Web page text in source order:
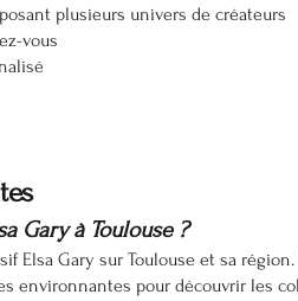
plusieurs univers de créateurs
vous
Gary à Toulouse ?
Elsa Gary sur Toulouse et sa
environnantes pour découvrir les